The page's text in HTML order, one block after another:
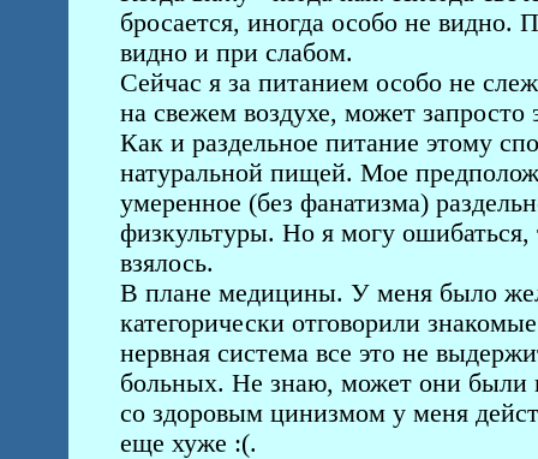
бросается, иногда особо не
видно и при слабом.
Сейчас я за питанием особо не
на свежем воздухе, может запросто
Как и раздельное питание этому
натуральной пищей. Мое
умеренное (без фанатизма)
физкультуры. Но я могу ошибаться,
взялось.
В плане медицины. У меня было
категорически отговорили
нервная система все это не
больных. Не знаю, может они были
со здоровым цинизмом у меня
еще хуже :(.